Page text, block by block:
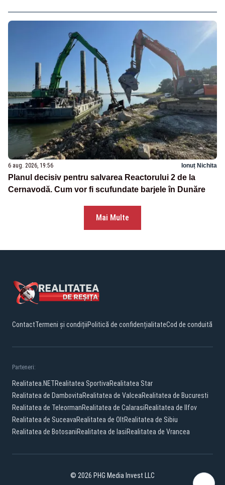
6 aug. 2026, 19:56 Ionuț Nichita
Planul decisiv pentru salvarea Reactorului 2 de la
Cernavodă. Cum vor fi scufundate barjele în Dunăre
Mai Multe
ContactTermeni și condițiiPolitică de confidențialitateCod de conduită
Parteneri:
Realitatea.NETRealitatea SportivaRealitatea Star
Realitatea de DambovitaRealitatea de ValceaRealitatea de Bucuresti
Realitatea de TeleormanRealitatea de CalarasiRealitatea de Ilfov
Realitatea de SuceavaRealitatea de OltRealitatea de Sibiu
Realitatea de BotosaniRealitatea de IasiRealitatea de Vrancea
© 2026 PHG Media Invest LLC